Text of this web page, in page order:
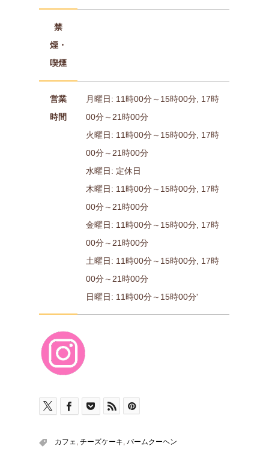
禁
煙・
喫煙
営業
時間
月曜日: 11時00分～15時00分, 17時
00分～21時00分
火曜日: 11時00分～15時00分, 17時
00分～21時00分
水曜日: 定休日
木曜日: 11時00分～15時00分, 17時
00分～21時00分
金曜日: 11時00分～15時00分, 17時
00分～21時00分
土曜日: 11時00分～15時00分, 17時
00分～21時00分
日曜日: 11時00分～15時00分'
カフェ, チーズケーキ, バームクーヘン